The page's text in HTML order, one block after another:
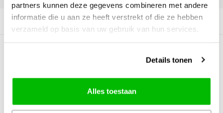
partners kunnen deze gegevens combineren met andere
informatie die u aan ze heeft verstrekt of die ze hebben
verzameld op basis van uw gebruik van hun services.
Details tonen
Alles toestaan
Productomschrijving
0Reviews